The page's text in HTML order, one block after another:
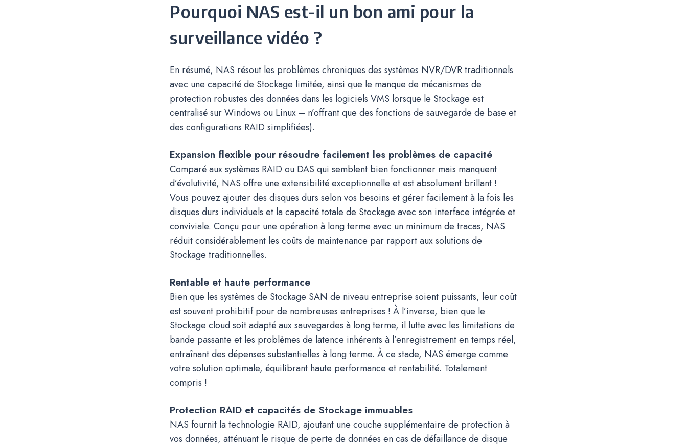
Pourquoi NAS est-il un bon ami pour la
surveillance vidéo ?
En résumé, NAS résout les problèmes chroniques des systèmes NVR/DVR traditionnels
avec une capacité de Stockage limitée, ainsi que le manque de mécanismes de
protection robustes des données dans les logiciels VMS lorsque le Stockage est
centralisé sur Windows ou Linux – n’offrant que des fonctions de sauvegarde de base et
des configurations RAID simplifiées).
Expansion flexible pour résoudre facilement les problèmes de capacité
Comparé aux systèmes RAID ou DAS qui semblent bien fonctionner mais manquent
d’évolutivité, NAS offre une extensibilité exceptionnelle et est absolument brillant !
Vous pouvez ajouter des disques durs selon vos besoins et gérer facilement à la fois les
disques durs individuels et la capacité totale de Stockage avec son interface intégrée et
conviviale. Conçu pour une opération à long terme avec un minimum de tracas, NAS
réduit considérablement les coûts de maintenance par rapport aux solutions de
Stockage traditionnelles.
Rentable et haute performance
Bien que les systèmes de Stockage SAN de niveau entreprise soient puissants, leur coût
est souvent prohibitif pour de nombreuses entreprises ! À l’inverse, bien que le
Stockage cloud soit adapté aux sauvegardes à long terme, il lutte avec les limitations de
bande passante et les problèmes de latence inhérents à l’enregistrement en temps réel,
entraînant des dépenses substantielles à long terme. À ce stade, NAS émerge comme
votre solution optimale, équilibrant haute performance et rentabilité. Totalement
compris !
Protection RAID et capacités de Stockage immuables
NAS fournit la technologie RAID, ajoutant une couche supplémentaire de protection à
vos données, atténuant le risque de perte de données en cas de défaillance de disque